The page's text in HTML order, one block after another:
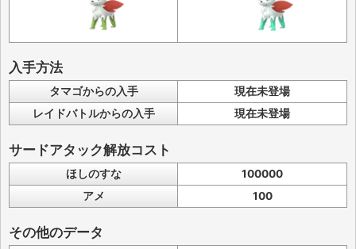
入手方法
タマゴからの入手
現在未登場
レイドバトルからの入手
現在未登場
サードアタック解放コスト
ほしのすな
100000
アメ
100
その他のデータ